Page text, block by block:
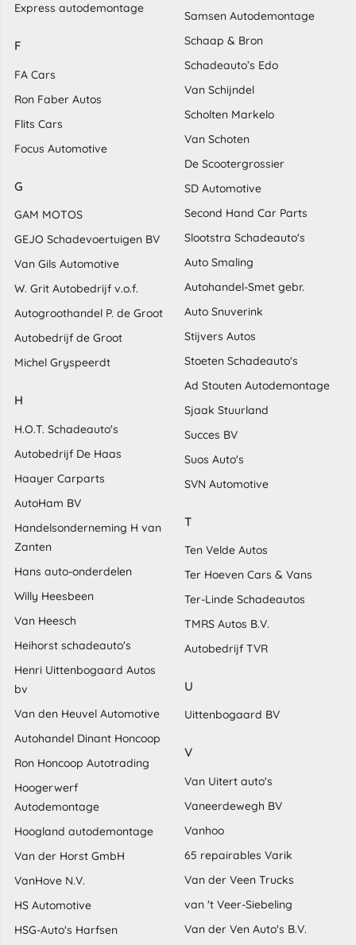
Express autodemontage
F
FA Cars
Ron Faber Autos
Flits Cars
Focus Automotive
G
GAM MOTOS
GEJO Schadevoertuigen BV
Van Gils Automotive
W. Grit Autobedrijf v.o.f.
Autogroothandel P. de Groot
Autobedrijf de Groot
Michel Gryspeerdt
H
H.O.T. Schadeauto's
Autobedrijf De Haas
Haayer Carparts
AutoHam BV
Handelsonderneming H van
Zanten
Hans auto-onderdelen
Willy Heesbeen
Van Heesch
Heihorst schadeauto's
Henri Uittenbogaard Autos
bv
Van den Heuvel Automotive
Autohandel Dinant Honcoop
Ron Honcoop Autotrading
Hoogerwerf
Autodemontage
Hoogland autodemontage
Van der Horst GmbH
VanHove N.V.
HS Automotive
HSG-Auto's Harfsen
Samsen Autodemontage
Schaap & Bron
Schadeauto’s Edo
Van Schijndel
Scholten Markelo
Van Schoten
De Scootergrossier
SD Automotive
Second Hand Car Parts
Slootstra Schadeauto's
Auto Smaling
Autohandel-Smet gebr.
Auto Snuverink
Stijvers Autos
Stoeten Schadeauto's
Ad Stouten Autodemontage
Sjaak Stuurland
Succes BV
Suos Auto's
SVN Automotive
T
Ten Velde Autos
Ter Hoeven Cars & Vans
Ter-Linde Schadeautos
TMRS Autos B.V.
Autobedrijf TVR
U
Uittenbogaard BV
V
Van Uitert auto's
Vaneerdewegh BV
Vanhoo
65 repairables Varik
Van der Veen Trucks
van 't Veer-Siebeling
Van der Ven Auto's B.V.